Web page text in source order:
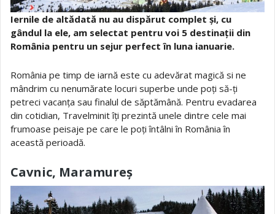
Iernile de altădată nu au dispărut complet și, cu
gândul la ele, am selectat pentru voi 5 destinații din
România pentru un sejur perfect în luna ianuarie.
România pe timp de iarnă este cu adevărat magică si ne
mândrim cu nenumărate locuri superbe unde poți să-ți
petreci vacanța sau finalul de săptămână. Pentru evadarea
din cotidian, Travelminit îți prezintă unele dintre cele mai
frumoase peisaje pe care le poți întâlni în România în
această perioadă.
Cavnic, Maramureș